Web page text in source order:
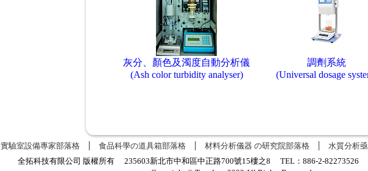
灰分、顏色及濁度自動分析儀
(Ash color turbidity analyser)
調劑系統
(Universal dosage
實驗室設備專家部落格 食品科學の道具箱部落格 材料分析儀器 の研究院部落格
水質分析
全拓科技有限公司 版權所有 235603新北市中和區中正路700號15樓之8 TEL：886-2-82273526